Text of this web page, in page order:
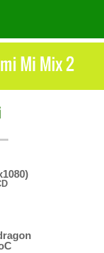
Mi Mix 2